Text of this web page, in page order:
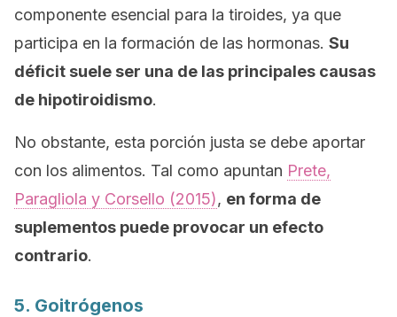
componente esencial para la tiroides, ya que
participa en la formación de las hormonas. Su
déficit suele ser una de las principales causas
de hipotiroidismo.
No obstante, esta porción justa se debe aportar
con los alimentos. Tal como apuntan Prete,
Paragliola y Corsello (2015), en forma de
suplementos puede provocar un efecto
contrario.
5. Goitrógenos